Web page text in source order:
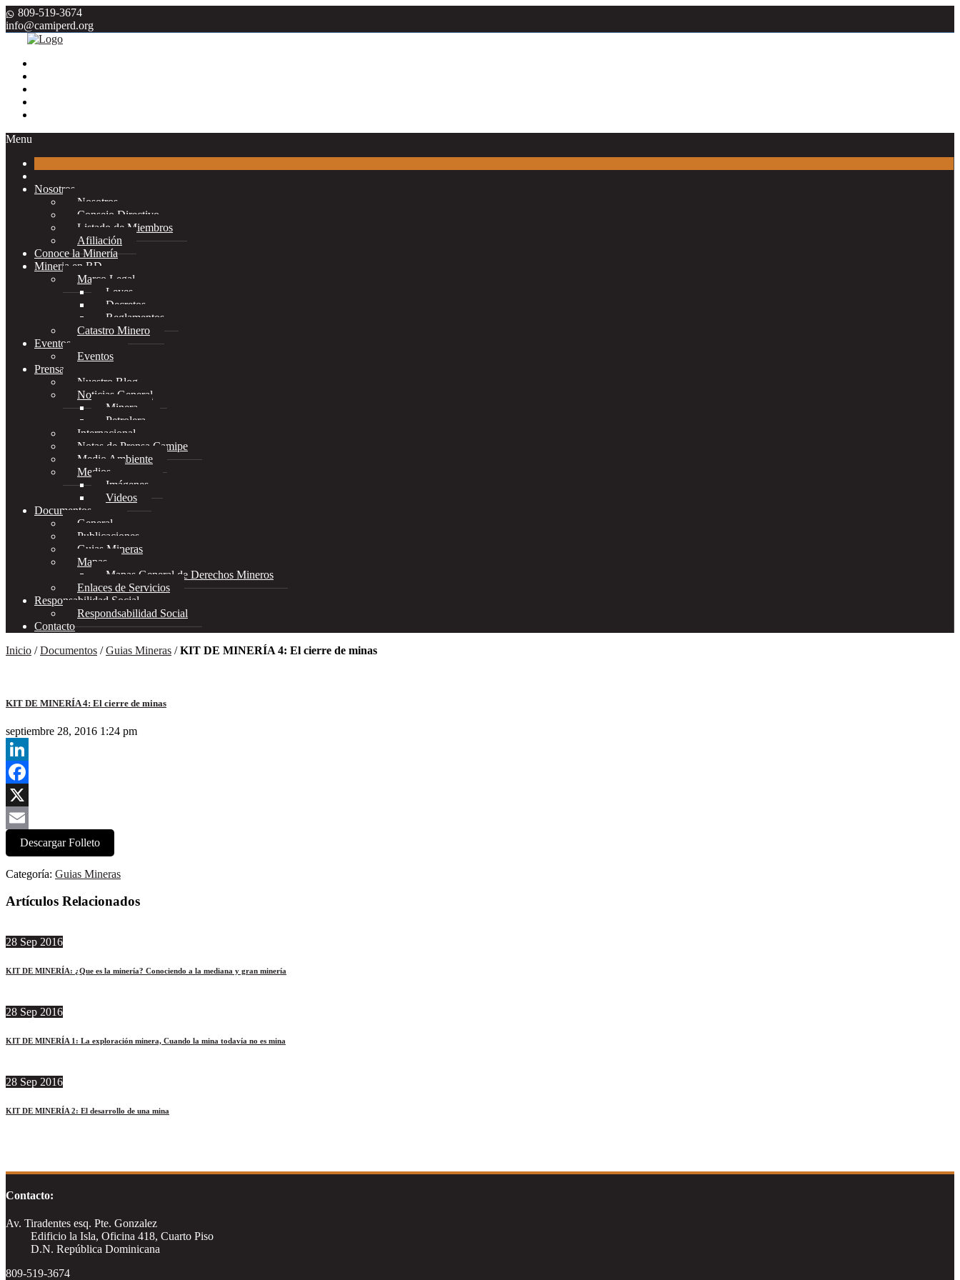
809-519-3674
info@camiperd.org
Menu
Nosotros
Nosotros
Consejo Directivo
Listado de Miembros
Afiliación
Conoce la Minería
Mineria en RD
Marco Legal
Leyes
Decretos
Reglamentos
Catastro Minero
Eventos
Eventos
Prensa
Nuestro Blog
Noticias General
Minera
Petrolera
Internacional
Notas de Prensa Camipe
Medio Ambiente
Medios
Imágenes
Videos
Documentos
General
Publicaciones
Guias Mineras
Mapas
Mapas General de Derechos Mineros
Enlaces de Servicios
Responsabilidad Social
Respondsabilidad Social
Contacto
Inicio /Documentos /Guias Mineras /KIT DE MINERÍA 4: El cierre de minas
KIT DE MINERÍA 4: El cierre de minas
septiembre 28, 2016 1:24 pm
LinkedIn
Facebook
X
Email
Descargar Folleto
Categoría: Guias Mineras
Artículos Relacionados
28 Sep 2016
KIT DE MINERÍA: ¿Que es la minería? Conociendo a la mediana y gran minería
28 Sep 2016
KIT DE MINERÍA 1: La exploración minera, Cuando la mina todavía no es mina
28 Sep 2016
KIT DE MINERÍA 2: El desarrollo de una mina
Contacto:
Av. Tiradentes esq. Pte. Gonzalez
Edificio la Isla, Oficina 418, Cuarto Piso
D.N. República Dominicana
809-519-3674